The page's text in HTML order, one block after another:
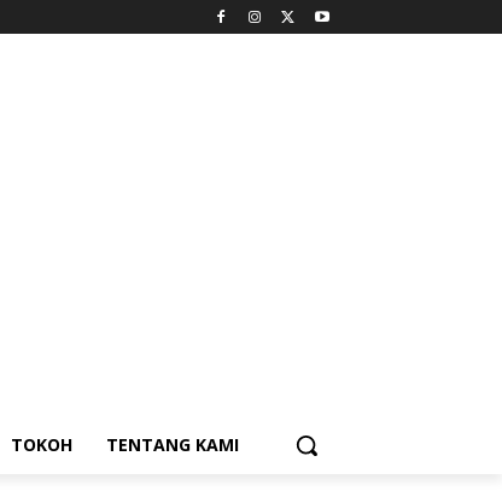
TOKOH TENTANG KAMI